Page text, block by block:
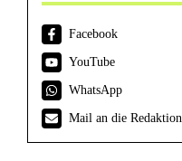
Facebook
YouTube
WhatsApp
Mail an die Redaktion